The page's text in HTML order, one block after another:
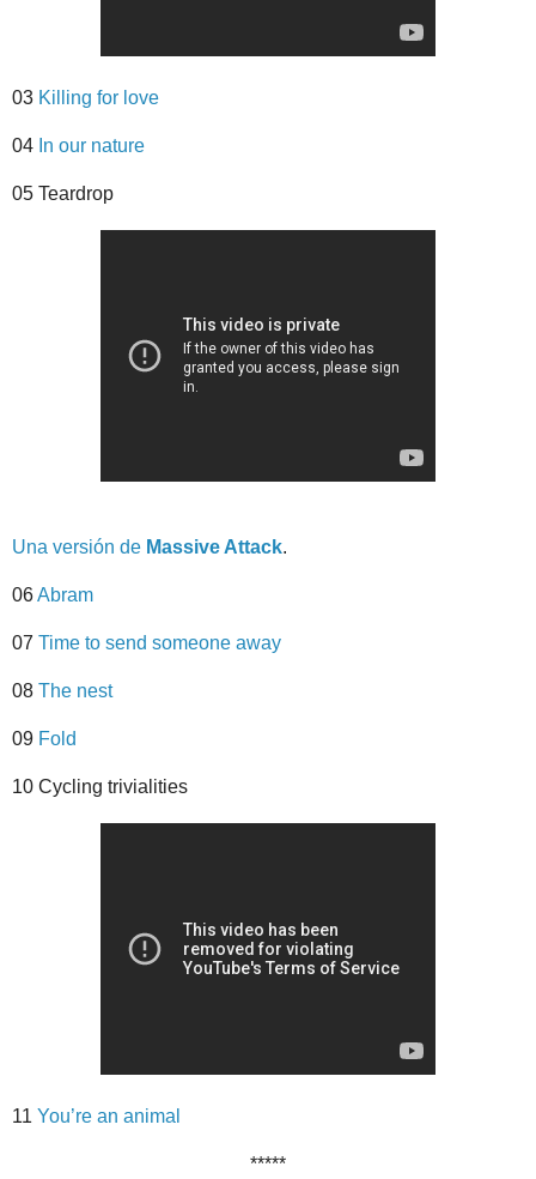
03 Killing for love
04 In our nature
05 Teardrop
Una versión de Massive Attack.
06Abram
07 Time to send someone away
08 The nest
09 Fold
10 Cycling trivialities
11 You’re an animal
*****